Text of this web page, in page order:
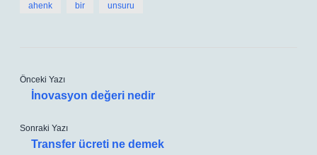
ahenk bir unsuru
Önceki Yazı
İnovasyon değeri nedir
Sonraki Yazı
Transfer ücreti ne demek